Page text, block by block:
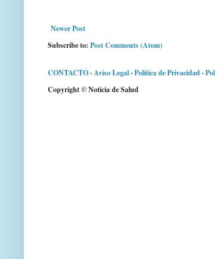
Newer Post
Subscribe to: Post Comments (Atom)
CONTACTO·Aviso Legal·Política de Privacidad·
Copyright © Noticia de Salud